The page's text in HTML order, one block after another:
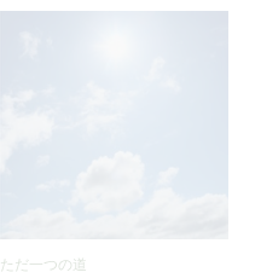
ただ一つの道